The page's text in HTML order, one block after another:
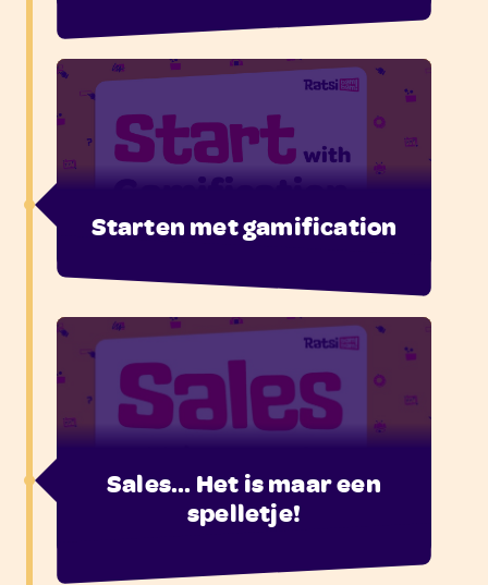
Starten met gamification
Sales... Het is maar een
spelletje!